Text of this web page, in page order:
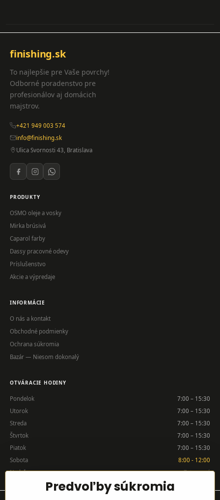
finishing.sk
To najlepšie pre Vaše povrchy!
Odborné poradenstvo pre
profesionálov aj domácich
majstrov.
+421 949 003 574
info@finishing.sk
Ulica Svornosti 43, Bratislava
PRODUKTY
OSMO oleje a vosky
Mirka brúsivá
Caparol farby
Dassy pracovné odevy
Príslušenstvo
Akcie a výpredaje
INFORMÁCIE
O nás a kontakt
Obchodné podmienky
Ochrana súkromia
Bazár — Niesom dokonalý
OTVÁRACIE HODINY
Pondelok
7:00 – 15:30
Utorok
7:00 – 15:30
Streda
7:00 – 15:30
Štvrtok
7:00 – 15:30
Piatok
7:00 – 15:30
Sobota
8:00 - 12:00
Nedeľa
Zatvorené
Predvoľby súkromia